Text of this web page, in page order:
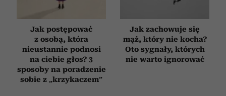
Jak postępować
z osobą, która
nieustannie podnosi
na ciebie głos? 3
sposoby na poradzenie
sobie z „krzykaczem”
Jak zachowuje się
mąż, który nie kocha?
Oto sygnały, których
nie warto ignorować